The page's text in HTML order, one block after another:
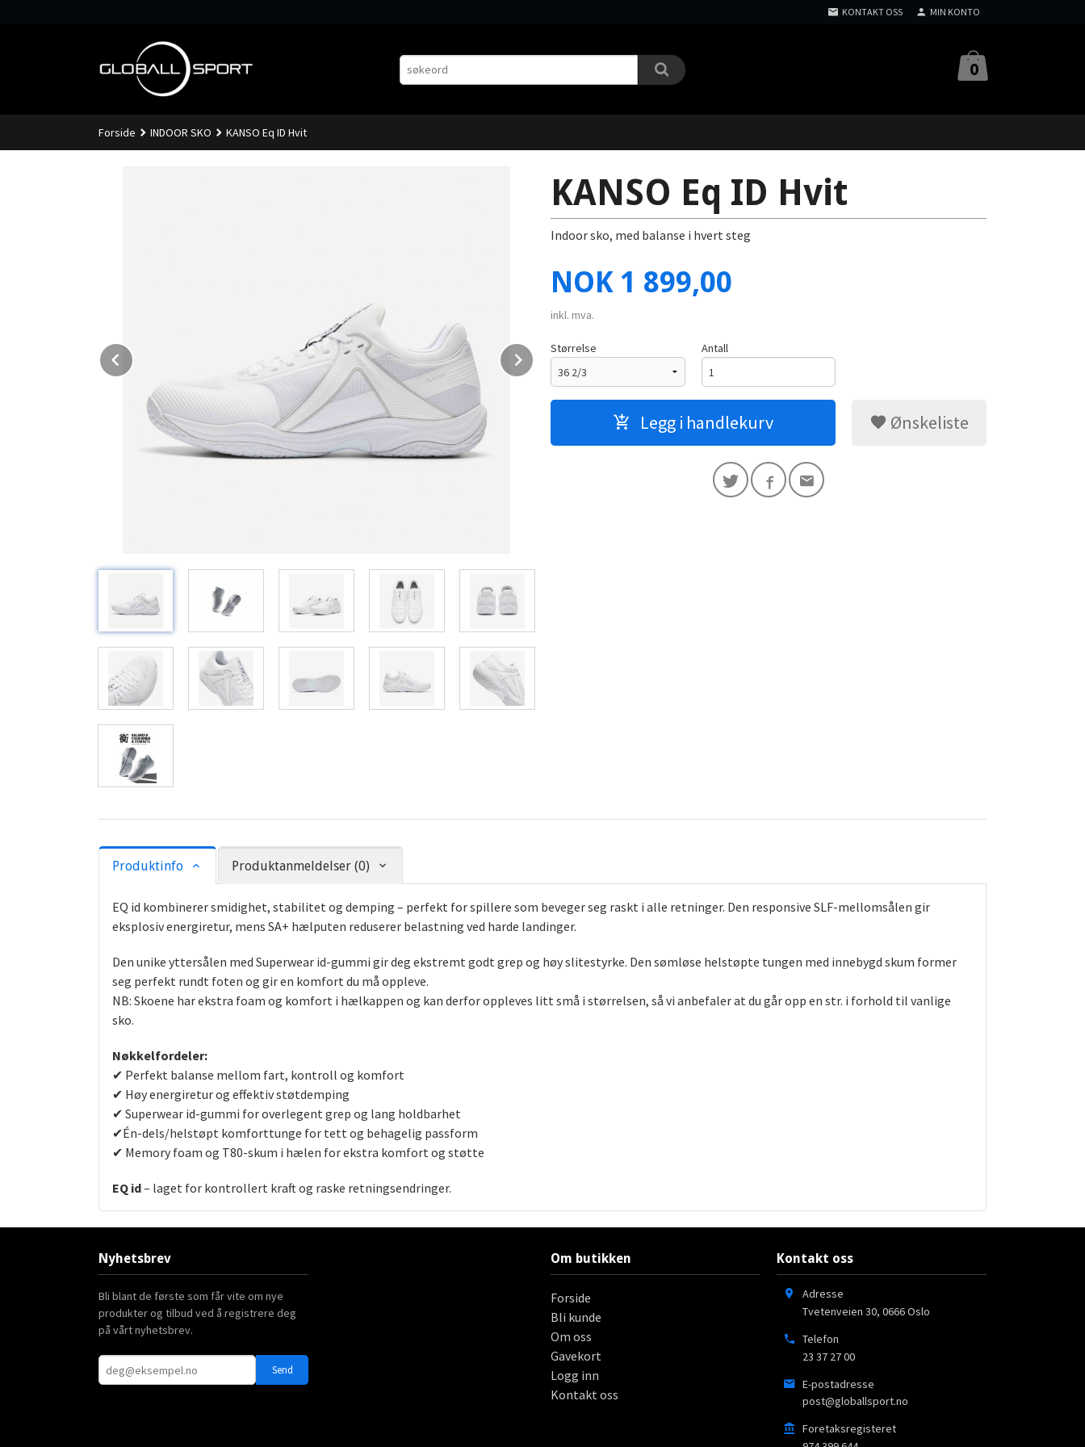
KONTAKT OSS MIN KONTO
0
Forside INDOOR SKO KANSO Eq ID Hvit
Next
KANSO Eq ID Hvit
Indoor sko, med balanse i hvert steg
Pris
NOK 1 899,00
inkl. mva.
Størrelse Antall
Legg i handlekurv Ønskeliste
Produktinfo Produktanmeldelser (0)
EQ id kombinerer smidighet, stabilitet og demping – perfekt for spillere som beveger seg raskt i alle retninger. Den responsive SLF-mellomsålen gir
eksplosiv energiretur, mens SA+ hælputen reduserer belastning ved harde landinger.
Den unike yttersålen med Superwear id-gummi gir deg ekstremt godt grep og høy slitestyrke. Den sømløse helstøpte tungen med innebygd skum former
seg perfekt rundt foten og gir en komfort du må oppleve.
NB: Skoene har ekstra foam og komfort i hælkappen og kan derfor oppleves litt små i størrelsen, så vi anbefaler at du går opp en str. i forhold til vanlige
sko.
Nøkkelfordeler:
✔ Perfekt balanse mellom fart, kontroll og komfort
✔ Høy energiretur og effektiv støtdemping
✔ Superwear id-gummi for overlegent grep og lang holdbarhet
✔Én-dels/helstøpt komforttunge for tett og behagelig passform
✔ Memory foam og T80-skum i hælen for ekstra komfort og støtte
EQ id– laget for kontrollert kraft og raske retningsendringer.
Nyhetsbrev
Bli blant de første som får vite om nye
produkter og tilbud ved å registrere deg
på vårt nyhetsbrev.
Om butikken
Forside
Bli kunde
Om oss
Gavekort
Logg inn
Kontakt oss
Kontakt oss
Adresse
Tvetenveien 30, 0666Oslo
Telefon
23 37 27 00
E-postadresse
post@globallsport.no
Foretaksregisteret